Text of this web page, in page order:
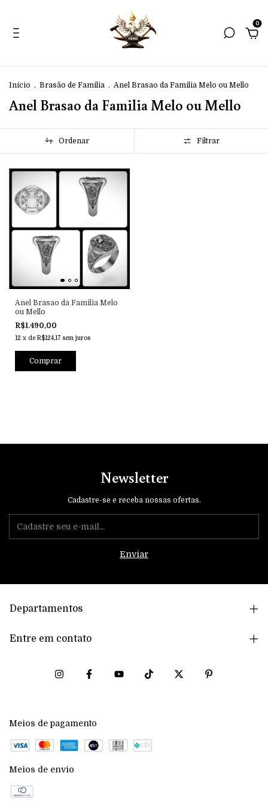
0
Início . Brasão de Familia . Anel Brasao da Familia Melo ou Mello
Anel Brasao da Familia Melo ou Mello
Ordenar Filtrar
Anel Brasao da Familia Melo
ou Mello
R$1.490,00
12 x de R$124,17 sem juros
Comprar
Newsletter
Cadastre-se e receba nossas ofertas.
Departamentos
Entre em contato
Meios de pagamento
Meios de envio